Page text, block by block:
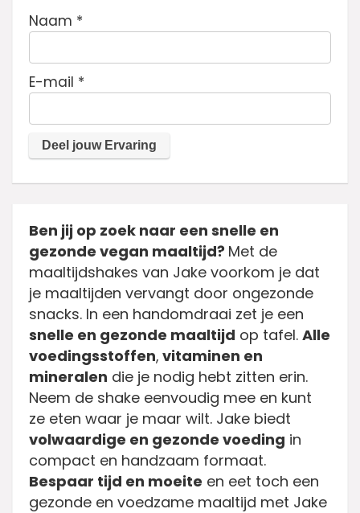
Naam *
E-mail *
Ben jij op zoek naar een snelle en
gezonde vegan maaltijd? Met de
maaltijdshakes van Jake voorkom je dat
je maaltijden vervangt door ongezonde
snacks. In een handomdraai zet je een
snelle en gezonde maaltijd op tafel. Alle
voedingsstoffen, vitaminen en
mineralen die je nodig hebt zitten erin.
Neem de shake eenvoudig mee en kunt
ze eten waar je maar wilt. Jake biedt
volwaardige en gezonde voeding in
compact en handzaam formaat.
Bespaar tijd en moeite en eet toch een
gezonde en voedzame maaltijd met Jake